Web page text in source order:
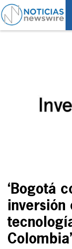
‘Bogotá
inversión
Colombia’